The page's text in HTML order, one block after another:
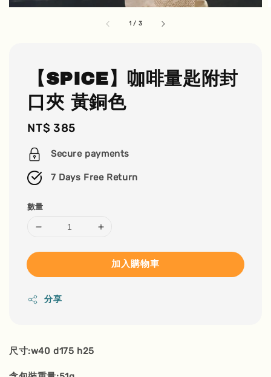
1 / 3
【SPICE】咖啡量匙附封
口夾 黃銅色
Regular
price
NT$ 385
Secure payments
7 Days Free Return
數量
加入購物車
分享
尺寸:w40 d175 h25